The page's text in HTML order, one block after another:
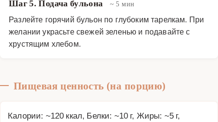
Шаг 5. Подача бульона ~ 5 мин
Разлейте горячий бульон по глубоким тарелкам. При
желании украсьте свежей зеленью и подавайте с
хрустящим хлебом.
Пищевая ценность (на порцию)
Калории: ~120 ккал, Белки: ~10 г, Жиры: ~5 г,